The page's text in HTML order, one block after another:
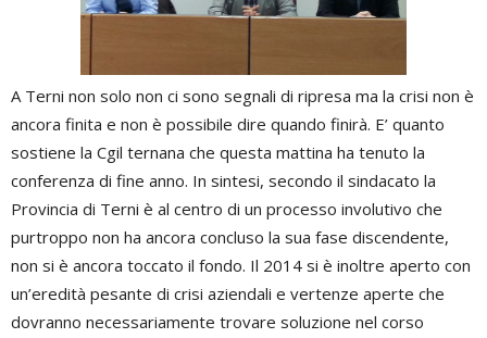
A Terni non solo non ci sono segnali di ripresa ma la crisi non è
ancora finita e non è possibile dire quando finirà. E’ quanto
sostiene la Cgil ternana che questa mattina ha tenuto la
conferenza di fine anno. In sintesi, secondo il sindacato la
Provincia di Terni è al centro di un processo involutivo che
purtroppo non ha ancora concluso la sua fase discendente,
non si è ancora toccato il fondo. Il 2014 si è inoltre aperto con
un’eredità pesante di crisi aziendali e vertenze aperte che
dovranno necessariamente trovare soluzione nel corso